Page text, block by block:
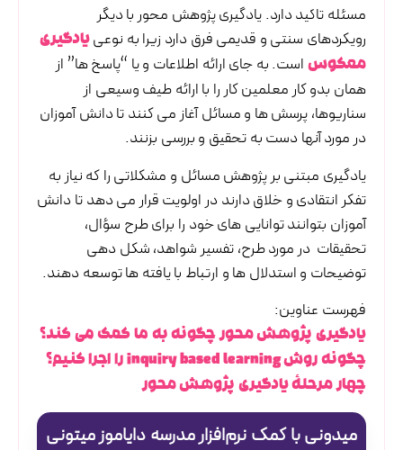
مسئله تاکید دارد. یادگیری پژوهش محور با دیگر
رویکردهای سنتی و قدیمی فرق دارد زیرا به نوعی یادگیری
معکوس است. به جای ارائه اطلاعات و یا “پاسخ ها” از
همان بدو کار معلمین کار را با ارائه طیف وسیعی از
سناریوها، پرسش ها و مسائل آغاز می کنند تا دانش آموزان
در مورد آنها دست به تحقیق و بررسی بزنند.
یادگیری مبتنی بر پژوهش مسائل و مشکلاتی را که نیاز به
تفکر انتقادی و خلاق دارند در اولویت قرار می دهد تا دانش
آموزان بتوانند توانایی های خود را برای طرح سؤال،
تحقیقات در مورد طرح، تفسیر شواهد، شکل دهی
توضیحات و استدلال ها و ارتباط با یافته ها توسعه دهند.
فهرست عناوین:
یادگیری پژوهش محور چگونه به ما کمک می کند؟
چگونه روش inquiry based learning را اجرا کنیم؟
چهار مرحلۀ یادگیری پژوهش محور
میدونی با کمک نرم‌افزار مدرسه دایاموز میتونی